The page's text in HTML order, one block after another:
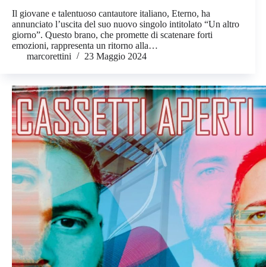
Il giovane e talentuoso cantautore italiano, Eterno, ha
annunciato l’uscita del suo nuovo singolo intitolato “Un altro
giorno”. Questo brano, che promette di scatenare forti
emozioni, rappresenta un ritorno alla…
marcorettini
23 Maggio 2024